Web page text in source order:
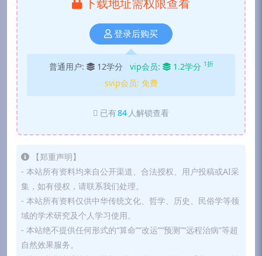
登录后购买
普通用户: 12学分 vip会员: 1.2学分 1折
svip会员: 免费
已有84 人解锁查看
【郑重声明】
- 本站所有资料均来自公开渠道、合法授权、用户投稿或AI采
集，如有侵权，请联系我们处理。
- 本站所有资料仅供中华传统文化、哲学、历史、民俗学等领
域的学术研究及个人学习使用。
- 本站绝不提供任何形式的“算命”“改运”“预测”“远程治病”等超
自然效果服务。